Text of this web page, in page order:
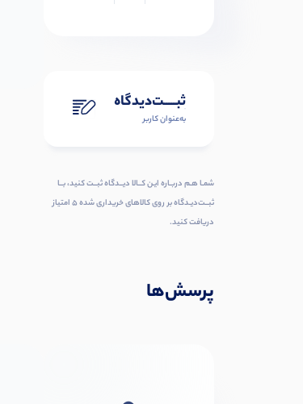
ثبـــــت‌دیدگاه
به‌عنوان کاربر
شمـا هـم دربـاره ایـن کــالا دیــدگاه ثبــت کنید، بــا
ثبــت‌دیـدگاه بر روی کالاهای خریداری شده ۵ امتیاز
دریافت کنید.
پرسش‌ها